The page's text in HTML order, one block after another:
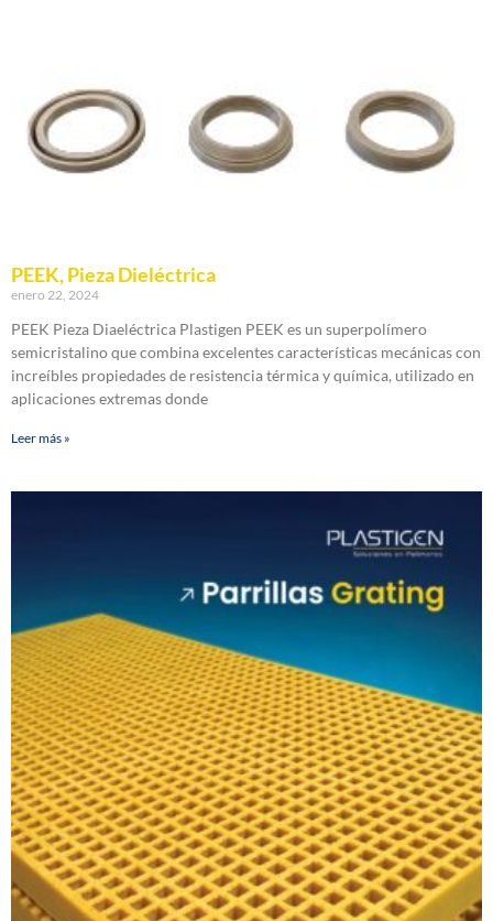
PEEK, Pieza Dieléctrica
enero 22, 2024
PEEK Pieza Diaeléctrica Plastigen PEEK es un superpolímero
semicristalino que combina excelentes características mecánicas con
increíbles propiedades de resistencia térmica y química, utilizado en
aplicaciones extremas donde
Leer más »